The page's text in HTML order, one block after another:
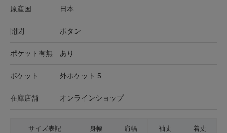
原産国 日本
開閉 ボタン
ポケット有無 あり
ポケット 外ポケット:5
在庫店舗 オンラインショップ
サイズ表記 身幅 肩幅 袖丈 着丈